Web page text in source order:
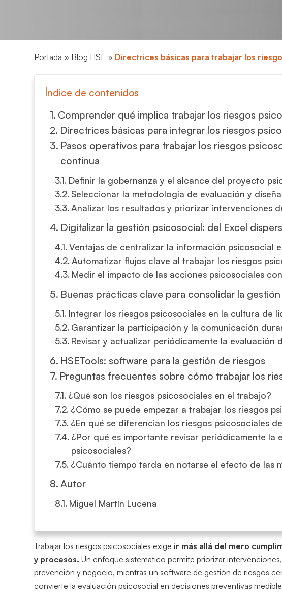
Portada » Blog HSE » Directrices básicas para trabajar los
Índice de contenidos
Comprender qué implica trabajar los riesgos
Directrices básicas para integrar los riesgos
Pasos operativos para trabajar los riesgos
continua
Definir la gobernanza y el alcance del proyecto
Seleccionar la metodología de evaluación y
Analizar los resultados y priorizar intervenciones
Digitalizar la gestión psicosocial: del Excel
Ventajas de centralizar la información psicosocial
Automatizar flujos clave al trabajar los riesgos
Medir el impacto de las acciones psicosociales
Buenas prácticas clave para consolidar la
Integrar los riesgos psicosociales en la cultura de
Garantizar la participación y la comunicación
Revisar y actualizar periódicamente la evaluación
HSETools: software para la gestión de riesgos
Preguntas frecuentes sobre cómo trabajar los
¿Qué son los riesgos psicosociales en el trabajo?
¿Cómo se puede empezar a trabajar los riesgos
¿En qué se diferencian los riesgos psicosociales
¿Por qué es importante revisar periódicamente la
psicosociales?
¿Cuánto tiempo tarda en notarse el efecto de las
Autor
Miguel Martín Lucena
Trabajar los riesgos psicosociales exige ir más allá del mero
y procesos. Un enfoque sistemático permite priorizar
prevención y negocio, mientras un software de gestión de riesgos
convierte la evaluación psicosocial en decisiones preventivas